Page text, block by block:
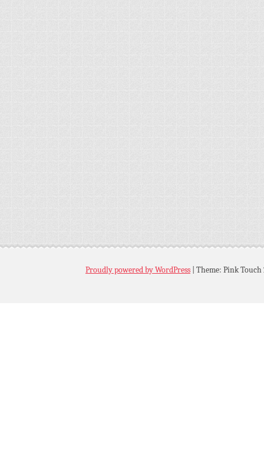
Proudly powered by WordPress Theme: Pink